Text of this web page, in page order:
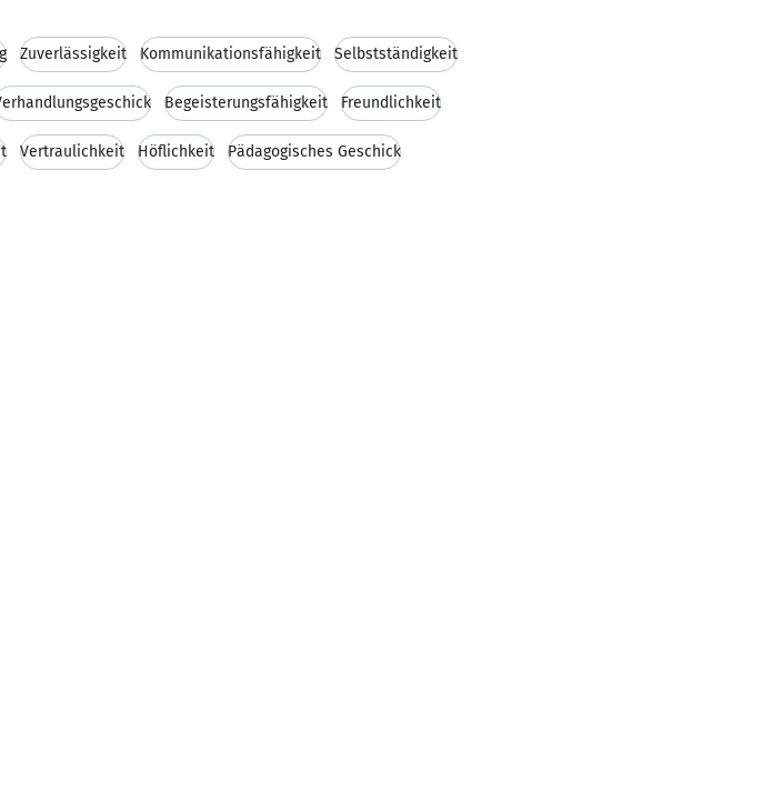
Zuverlässigkeit Kommunikationsfähigkeit Selbstständigkeit
Begeisterungsfähigkeit Freundlichkeit
Vertraulichkeit Höflichkeit Pädagogisches Geschick